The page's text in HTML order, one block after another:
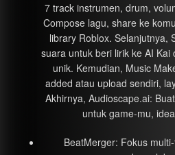
7 track instrumen, drum,
Compose lagu, share ke
library Roblox. Selanjutnya,
suara untuk beri lirik ke AI
unik. Kemudian, Music
added atau upload sendiri,
Akhirnya, Audioscape.ai:
untuk game-mu,
BeatMerger: Fokus